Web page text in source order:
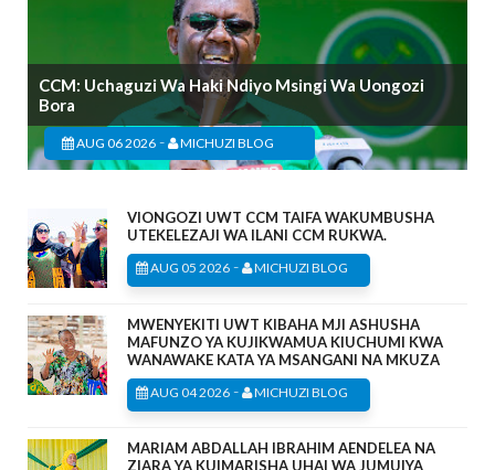
CCM: Uchaguzi Wa Haki Ndiyo Msingi Wa Uongozi
Bora
AUG 06 2026 - MICHUZI BLOG
VIONGOZI UWT CCM TAIFA WAKUMBUSHA
UTEKELEZAJI WA ILANI CCM RUKWA.
AUG 05 2026 - MICHUZI BLOG
MWENYEKITI UWT KIBAHA MJI ASHUSHA
MAFUNZO YA KUJIKWAMUA KIUCHUMI KWA
WANAWAKE KATA YA MSANGANI NA MKUZA
AUG 04 2026 - MICHUZI BLOG
MARIAM ABDALLAH IBRAHIM AENDELEA NA
ZIARA YA KUIMARISHA UHAI WA JUMUIYA